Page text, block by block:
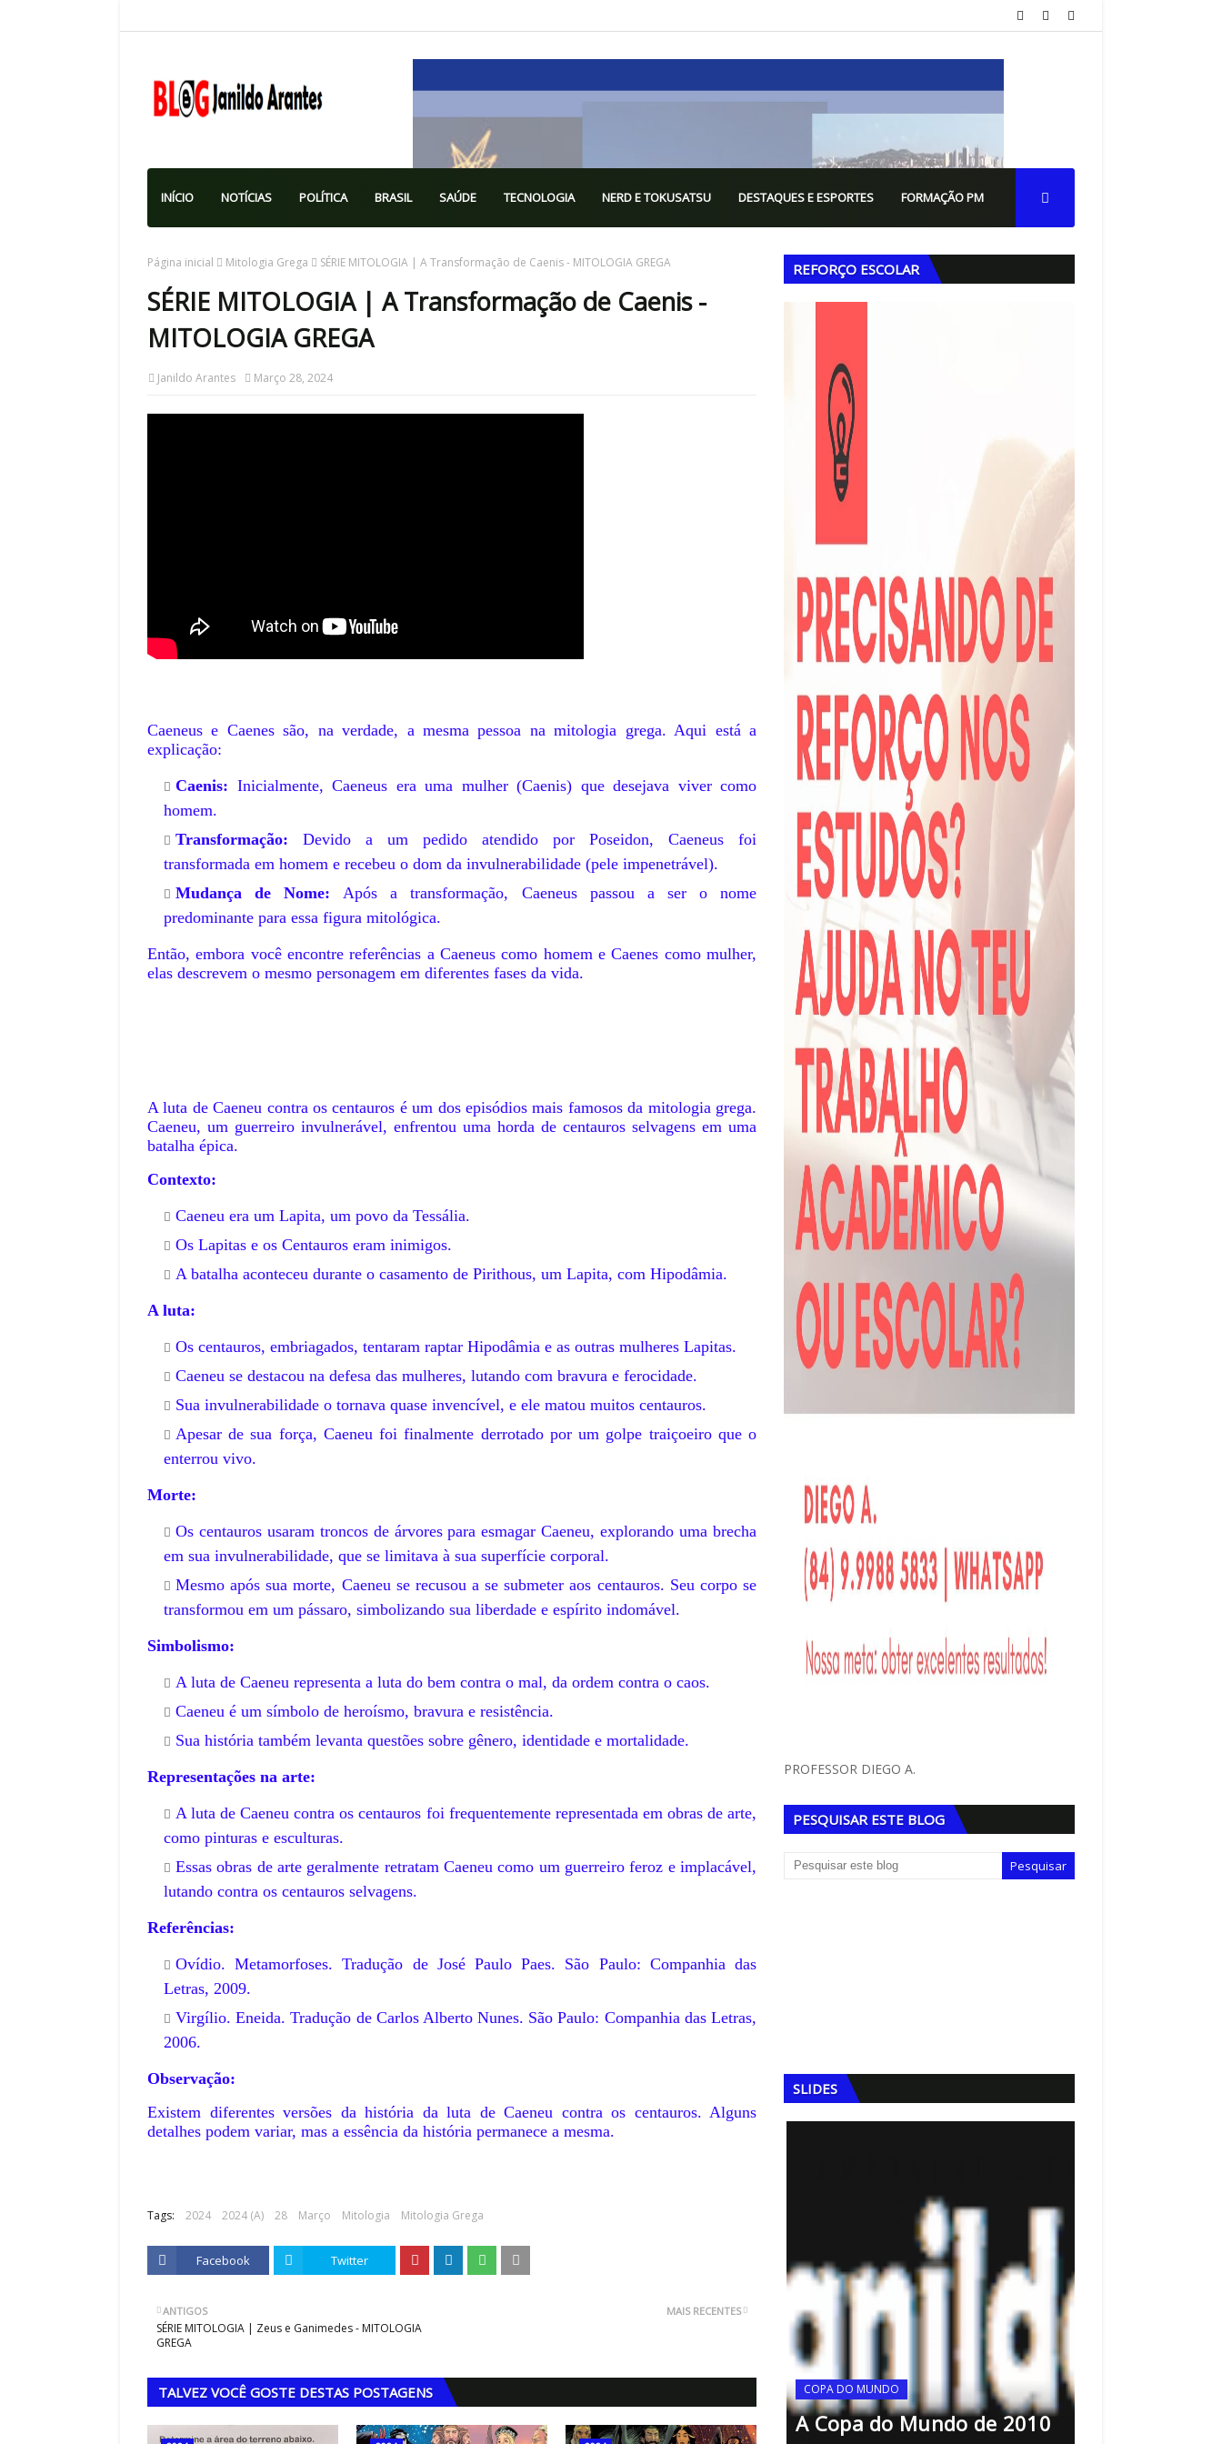
INÍCIO NOTÍCIAS POLÍTICA BRASIL SAÚDE TECNOLOGIA NERD E TOKUSATSU DESTAQUES E ESPORTES FORMAÇÃO PM
Página inicial Mitologia Grega SÉRIE MITOLOGIA | A Transformação de Caenis - MITOLOGIA GREGA
SÉRIE MITOLOGIA | A Transformação de Caenis -
MITOLOGIA GREGA
Janildo Arantes Março 28, 2024
Caeneus e Caenes são, na verdade, a mesma pessoa na mitologia grega. Aqui está a
explicação:
Caenis: Inicialmente, Caeneus era uma mulher (Caenis) que desejava viver como
homem.
Transformação: Devido a um pedido atendido por Poseidon, Caeneus foi
transformada em homem e recebeu o dom da invulnerabilidade (pele impenetrável).
Mudança de Nome: Após a transformação, Caeneus passou a ser o nome
predominante para essa figura mitológica.
Então, embora você encontre referências a Caeneus como homem e Caenes como mulher,
elas descrevem o mesmo personagem em diferentes fases da vida.
A luta de Caeneu contra os centauros é um dos episódios mais famosos da mitologia grega.
Caeneu, um guerreiro invulnerável, enfrentou uma horda de centauros selvagens em uma
batalha épica.
Contexto:
Caeneu era um Lapita, um povo da Tessália.
Os Lapitas e os Centauros eram inimigos.
A batalha aconteceu durante o casamento de Pirithous, um Lapita, com Hipodâmia.
A luta:
Os centauros, embriagados, tentaram raptar Hipodâmia e as outras mulheres Lapitas.
Caeneu se destacou na defesa das mulheres, lutando com bravura e ferocidade.
Sua invulnerabilidade o tornava quase invencível, e ele matou muitos centauros.
Apesar de sua força, Caeneu foi finalmente derrotado por um golpe traiçoeiro que o
enterrou vivo.
Morte:
Os centauros usaram troncos de árvores para esmagar Caeneu, explorando uma brecha
em sua invulnerabilidade, que se limitava à sua superfície corporal.
Mesmo após sua morte, Caeneu se recusou a se submeter aos centauros. Seu corpo se
transformou em um pássaro, simbolizando sua liberdade e espírito indomável.
Simbolismo:
A luta de Caeneu representa a luta do bem contra o mal, da ordem contra o caos.
Caeneu é um símbolo de heroísmo, bravura e resistência.
Sua história também levanta questões sobre gênero, identidade e mortalidade.
Representações na arte:
A luta de Caeneu contra os centauros foi frequentemente representada em obras de arte,
como pinturas e esculturas.
Essas obras de arte geralmente retratam Caeneu como um guerreiro feroz e implacável,
lutando contra os centauros selvagens.
Referências:
Ovídio. Metamorfoses. Tradução de José Paulo Paes. São Paulo: Companhia das
Letras, 2009.
Virgílio. Eneida. Tradução de Carlos Alberto Nunes. São Paulo: Companhia das Letras,
2006.
Observação:
Existem diferentes versões da história da luta de Caeneu contra os centauros. Alguns
detalhes podem variar, mas a essência da história permanece a mesma.
Tags: 2024 2024 (A) 28 Março Mitologia Mitologia Grega
Facebook Twitter
MAIS RECENTES
ANTIGOS
SÉRIE MITOLOGIA | Zeus e Ganimedes - MITOLOGIA
GREGA
TALVEZ VOCÊ GOSTE DESTAS POSTAGENS
REFORÇO ESCOLAR
PROFESSOR DIEGO A.
PESQUISAR ESTE BLOG
SLIDES
Alemanha: A destruidora de
esquadrões (1954 e 1974)
Matriz SIPOC
COPA DO MUNDO
A Copa do Mundo de 2010